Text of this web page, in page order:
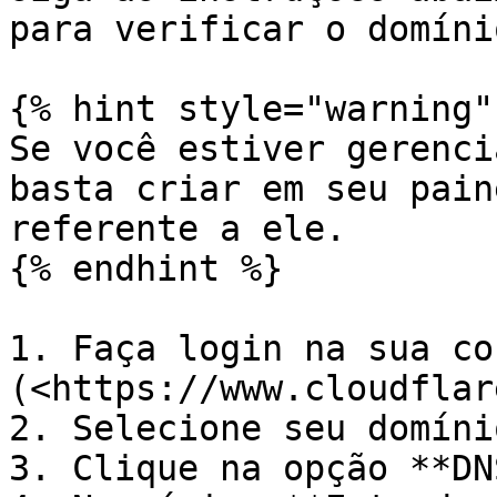
para verificar o
{% hint style="warning"
Se você estiver
basta criar em seu
referente a ele.
{% endhint %}
1. Faça login na sua
(<https://
2. Selecione seu
3. Clique na opção